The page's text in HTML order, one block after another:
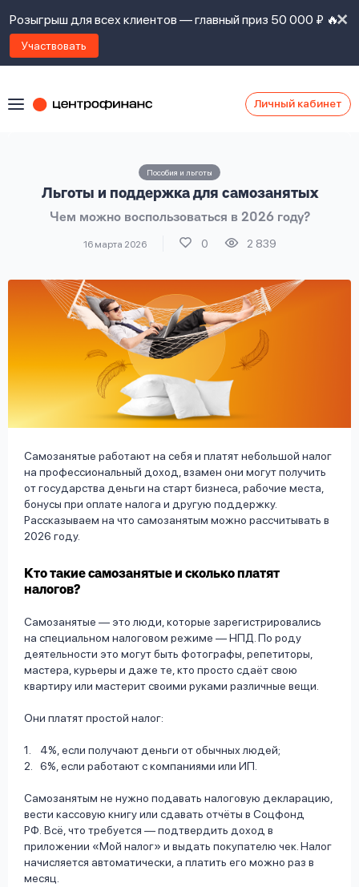
Розыгрыш для всех клиентов — главный приз 50 000 ₽ 🔥
Участвовать
Личный кабинет
Пособия и льготы
Льготы и поддержка для самозанятых
Чем можно воспользоваться в 2026 году?
16 марта 2026 0 2 839
Самозанятые работают на себя и платят небольшой налог
на профессиональный доход, взамен они могут получить
от государства деньги на старт бизнеса, рабочие места,
бонусы при оплате налога и другую поддержку.
Рассказываем на что самозанятым можно рассчитывать в
2026 году.
Кто такие самозанятые и сколько платят
налогов?
Самозанятые — это люди, которые зарегистрировались
на специальном налоговом режиме — НПД. По роду
деятельности это могут быть фотографы, репетиторы,
мастера, курьеры и даже те, кто просто сдаёт свою
квартиру или мастерит своими руками различные вещи.
Они платят простой налог:
4%, если получают деньги от обычных людей;
6%, если работают с компаниями или ИП.
Самозанятым не нужно подавать налоговую декларацию,
вести кассовую книгу или сдавать отчёты в Соцфонд
РФ. Всё, что требуется — подтвердить доход в
приложении «Мой налог» и выдать покупателю чек. Налог
начисляется автоматически, а платить его можно раз в
месяц.
Оформить заявку
Войти под другим номером
Наши
контакты
вопрос
Ответы
на
с
правилами
займов,
даю
согласие
личных